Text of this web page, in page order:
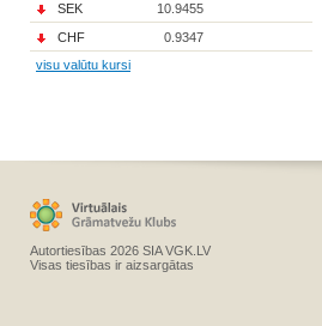
SEK
10.9455
CHF
0.9347
visu valūtu kursi
Autortiesības 2026 SIA VGK.LV
Visas tiesības ir aizsargātas